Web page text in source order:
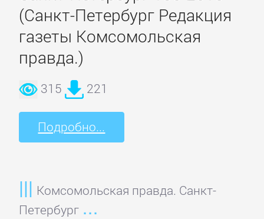
(Санкт-Петербург Редакция
газеты Комсомольская
правда.)
315 221
Подробно...
Комсомольская правда. Санкт-
Петербург
Философия
Юриспруденция,
право
Языкознание
ПОВЕСТИ
РАССКАЗЫ